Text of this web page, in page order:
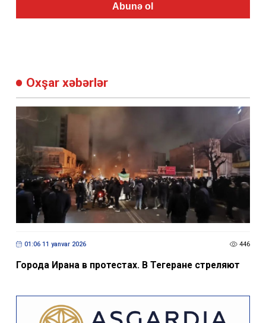
Abunə ol
Oxşar xəbərlər
01:06 11 yanvar 2026 446
Города Ирана в протестах. В Тегеране стреляют